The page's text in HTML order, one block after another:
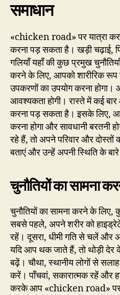
समाधान
«chicken road» पर यात्रा
करना पड़ सकता है। खड़ी चढ़ाई,
गलियाँ यहाँ की कुछ प्रमुख
करने के लिए, आपको शारीरिक रूप
उपकरणों का उपयोग करना
आवश्यकता होगी। रास्ते में कई
करना पड़ सकता है। इसके लिए,
करना होगा और सावधानी बरतनी
रहे हैं, तो अपने परिवार और दोस्तों
बताएं और उन्हें अपनी स्थिति के
चुनौतियों का सामना
चुनौतियों का सामना करने के
सबसे पहले, अपने शरीर को
रहें। दूसरा, धीमी गति से चलें और
यदि आप थक जाते हैं, तो थोड़ी
बढ़ें। चौथा, स्थानीय लोगों से
करें। पाँचवां, सकारात्मक रहें और
करके आप «chicken road» पर